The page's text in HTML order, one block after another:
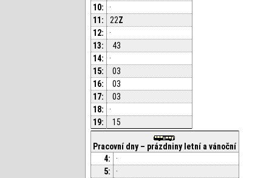
10:
·
11:
22Z
12:
·
13:
43
14:
·
15:
03
16:
03
17:
03
18:
·
19:
15
Pracovní dny – prázdniny letní a vánoční
4:
·
5:
·